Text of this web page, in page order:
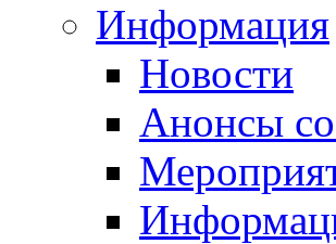
Информация
Новости
Анонсы